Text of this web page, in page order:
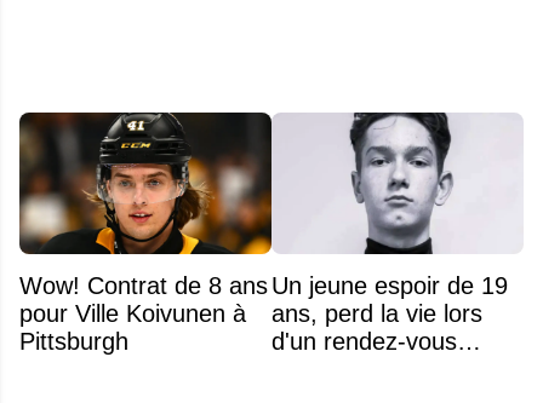
Wow! Contrat de 8 ans
pour Ville Koivunen à
Pittsburgh
Un jeune espoir de 19
ans, perd la vie lors
d'un rendez-vous